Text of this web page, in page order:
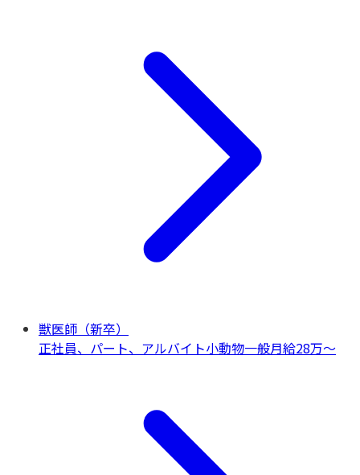
獣医師（新卒）
正社員、パート、アルバイト小動物一般月給28万〜